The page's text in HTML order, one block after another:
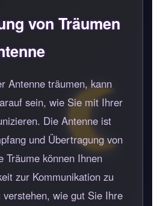
von Träumen
Antenne träumen, kann
sein, wie Sie mit Ihrer
Die Antenne ist
und Übertragung von
Träume können Ihnen
zur Kommunikation zu
wie gut Sie Ihre